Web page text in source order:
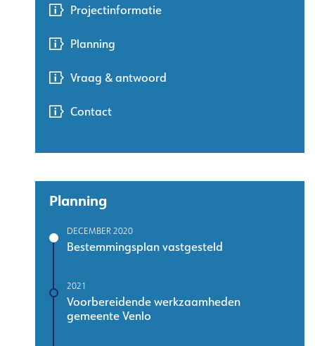
Projectinformatie
Planning
Vraag & antwoord
Contact
Planning
DECEMBER 2020
Bestemmingsplan vastgesteld
2021
Voorbereidende werkzaamheden
gemeente Venlo